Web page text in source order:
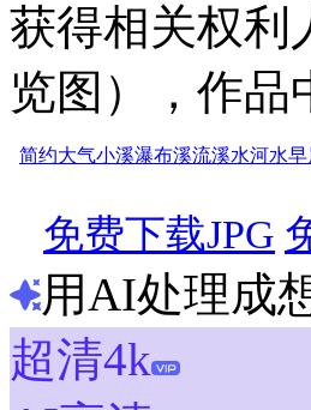
获得相关权利
览图），作
简约大气小溪瀑布溪流溪水河水早
免费下载JPG
用AI处理成
超清4k